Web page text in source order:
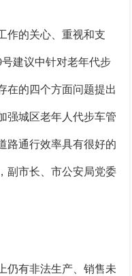
作的关心、重视和支
号建议中针对老年代步
在的四个方面问题提出
强城区老年人代步车管
路通行效率具有很好的
副市长、市公安局党委
仍有非法生产、销售未